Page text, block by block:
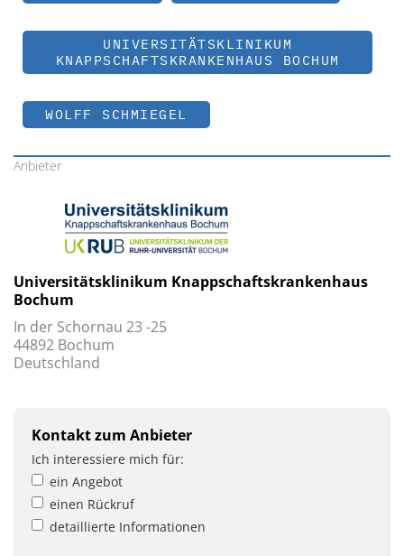
UNIVERSITÄTSKLINIKUM
KNAPPSCHAFTSKRANKENHAUS BOCHUM
WOLFF SCHMIEGEL
Anbieter
Universitätsklinikum Knappschaftskrankenhaus
Bochum
In der Schornau 23 -25
44892 Bochum
Deutschland
Kontakt zum Anbieter
Ich interessiere mich für:
ein Angebot
einen Rückruf
detaillierte Informationen